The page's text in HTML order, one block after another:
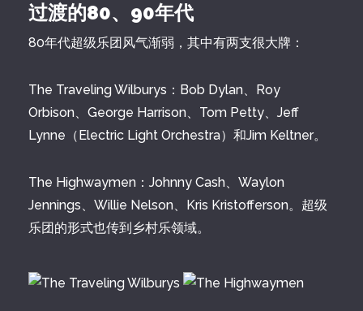
过渡的80、90年代
80年代超级乐团风气渐弱，其中有两支很大牌：
The Traveling Wilburys：Bob Dylan、Roy
Orbison、George Harrison、Tom Petty、Jeff
Lynne（Electric Light Orchestra）和Jim Keltner。
The Highwaymen：Johnny Cash、Waylon
Jennings、Willie Nelson、Kris Kristofferson。超级
乐团的形式也传到乡村乐领域。